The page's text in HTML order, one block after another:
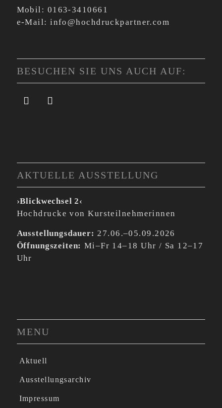
Mobil: 0163-3410661
e-Mail: info@hochdruckpartner.com
BESUCHEN SIE UNS AUCH AUF:
AKTUELLE AUSSTELLUNG
›Blickwechsel 2‹
Hochdrucke von Kursteilnehmerinnen
Ausstellungsdauer: 27.06.–05.09.2026
Öffnungszeiten: Mi–Fr 14–18 Uhr / Sa 12–17
Uhr
MENU
Aktuell
Ausstellungsarchiv
Impressum